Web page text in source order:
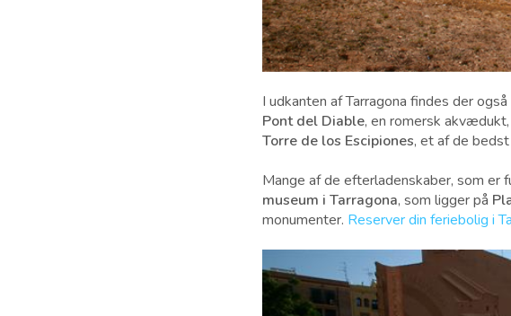
I udkanten af ​​Tarragona findes der
Pont del Diable, en romersk
Torre de los Escipiones, et af ​​de
Mange af de efterladenskaber, som er
museum i Tarragona, som ligger på
monumenter. Reserver din feriebolig i